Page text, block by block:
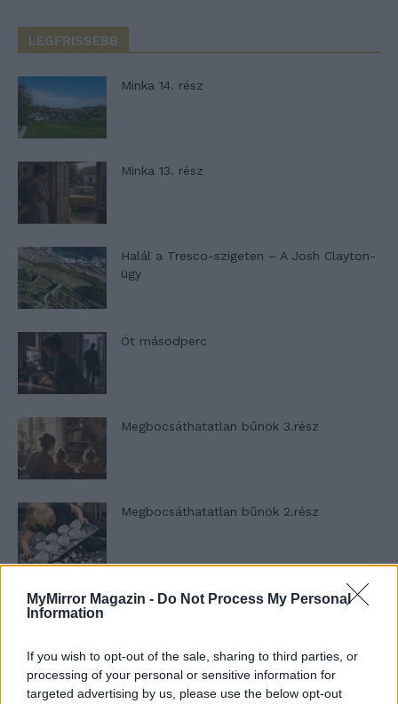
MyMirror Magazin - Do Not Process My Personal
Information
If you wish to opt-out of the sale, sharing to third parties, or
processing of your personal or sensitive information for
targeted advertising by us, please use the below opt-out
LEGFRISSEBB
Minka 14. rész
Minka 13. rész
Halál a Tresco-szigeten – A Josh Clayton-
ügy
Öt másodperc
Megbocsáthatatlan bűnök 3.rész
Megbocsáthatatlan bűnök 2.rész
Megbocsáthatatlan bűnök 1.rész
Szent Genovéva, a túlélő Franciaország
jelképe